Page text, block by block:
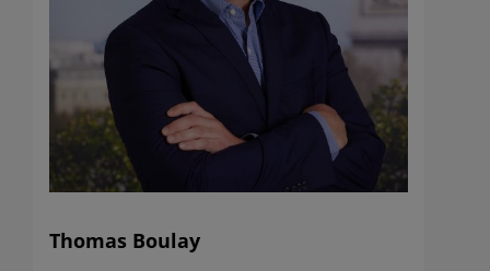
Thomas Boulay
internet n’étaient pas compatibles avec la législation et
la réglementation du pays de domicile de l’investisseur
potentiel et qui imposerait à SCOR Investment Partners
SE de se conformer aux obligations d’enregistrement de
ces pays.
Avant toute décision d’investissement, l’investisseur
doit, notamment par consultation de ses propres
conseillers juridiques et fiscaux, s’assurer que l’OPC est
d’investissement et ses contraintes légales et